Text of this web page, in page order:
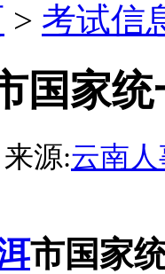
> 考试信
国家
源:云南
市国家